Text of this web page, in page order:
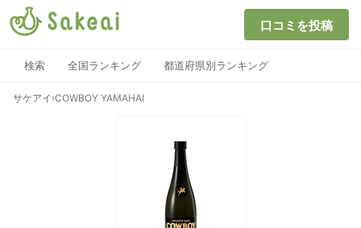
口コミを投稿
検索 全国ランキング 都道府県別ランキング
サケアイ ›COWBOY YAMAHAI